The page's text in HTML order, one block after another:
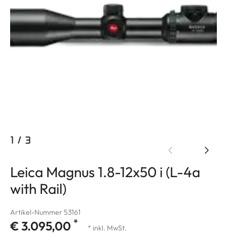
1 / 3
Leica Magnus 1.8-12x50 i (L-4a
with Rail)
Artikel-Nummer 53161
€ 3.095,00 * * inkl. MwSt.